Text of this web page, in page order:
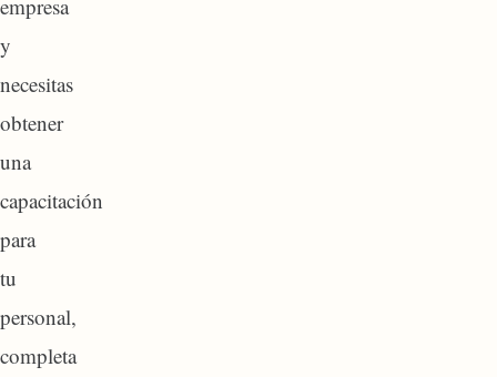
empresa
y
necesitas
obtener
una
capacitación
para
tu
personal,
completa